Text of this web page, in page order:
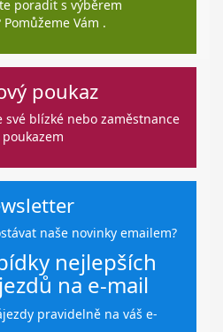
poradit s výběrem
Vám .
poukaz
své blízké nebo zaměstnance
naše novinky emailem?
nejlepších
na e-mail
pravidelně na váš e-